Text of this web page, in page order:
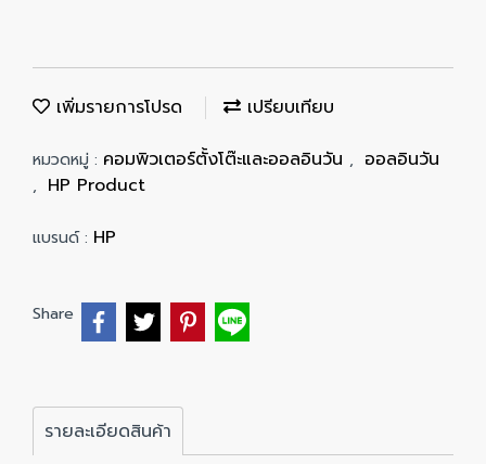
เพิ่มรายการโปรด เปรียบเทียบ
หมวดหมู่ : คอมพิวเตอร์ตั้งโต๊ะและออลอินวัน , ออลอินวัน
, HP Product
แบรนด์ : HP
Share
รายละเอียดสินค้า